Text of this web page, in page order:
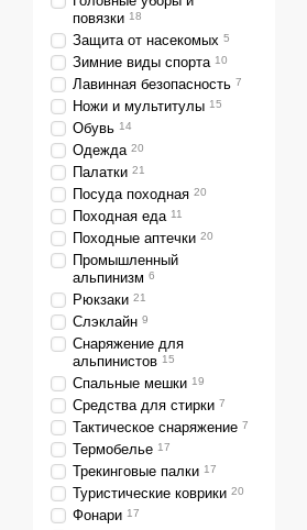
повязки 18
Защита от насекомых 5
Зимние виды спорта 10
Лавинная безопасность 7
Ножи и мультитулы 15
Обувь 14
Одежда 20
Палатки 21
Посуда походная 20
Походная еда 11
Походные аптечки 20
Промышленный
альпинизм 6
Рюкзаки 21
Слэклайн 9
Снаряжение для
альпинистов 15
Спальные мешки 19
Средства для стирки 7
Тактическое снаряжение 7
Термобелье 17
Трекинговые палки 17
Туристические коврики 20
Фонари 17